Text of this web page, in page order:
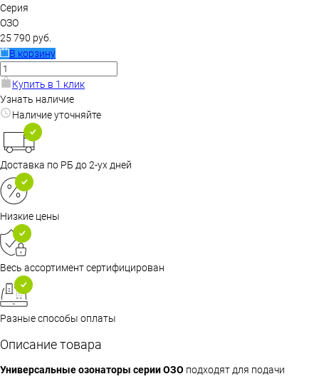
Серия
ОЗО
25 790 руб.
В корзину
Купить в 1 клик
Узнать наличие
Наличие уточняйте
Доставка по РБ до 2-ух дней
Низкие цены
Весь ассортимент сертифицирован
Разные способы оплаты
Описание товара
Универсальные озонаторы серии ОЗО подходят для подачи